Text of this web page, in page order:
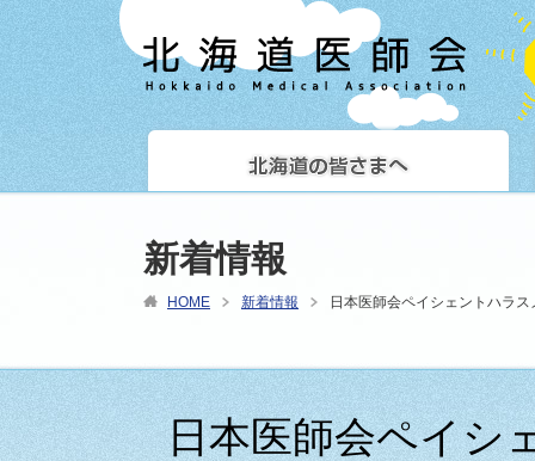
新着情報
HOME 新着情報 日本医師会ペイシェントハラ
日本医師会ペイシ